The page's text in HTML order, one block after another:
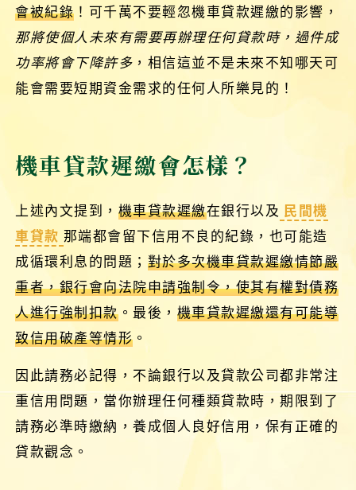
會被紀錄 ！可千萬不要輕忽機車貸款遲繳的影響，
那將使個人未來有需要再辦理任何貸款時，過件成
功率將會下降許多 ，相信這並不是未來不知哪天可
能會需要短期資金需求的任何人所樂見的！
機車貸款遲繳會怎樣？
上述內文提到， 機車貸款遲繳在銀行以及 民間機
車貸款 那端都會留下信用不良的紀錄，也可能造
成循環利息的問題； 對於多次機車貸款遲繳情節嚴
重者，銀行會向法院申請強制令，使其有權對債務
人進行強制扣款。最後， 機車貸款遲繳還有可能導
致信用破產等情形 。
因此請務必記得，不論銀行以及貸款公司都非常注
重信用問題，當你辦理任何種類貸款時，期限到了
請務必準時繳納，養成個人良好信用，保有正確的
貸款觀念。